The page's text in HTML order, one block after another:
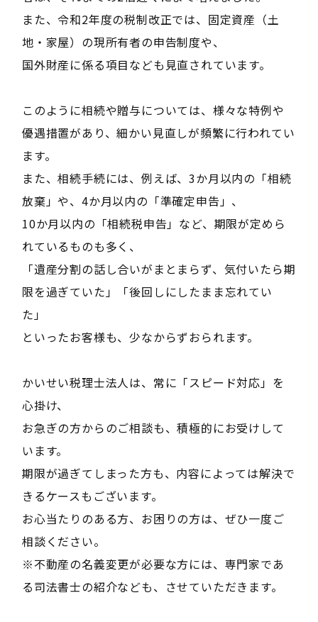
また、令和2年度の税制改正では、固定資産（土
地・家屋）の現所有者の申告制度や、
国外財産に係る項目なども見直されています。
このように相続や贈与については、様々な特例や
優遇措置があり、細かい見直しが頻繁に行われてい
ます。
また、相続手続には、例えば、3か月以内の「相続
放棄」や、4か月以内の「準確定申告」、
10か月以内の「相続税申告」など、期限が定めら
れているものも多く、
「遺産分割の話し合いがまとまらず、気付いたら期
限を過ぎていた」「後回しにしたまま忘れてい
た」
といったお客様も、少なからずおられます。
かいせい税理士法人は、常に「スピード対応」を
心掛け、
お急ぎの方からのご相談も、積極的にお受けして
います。
期限が過ぎてしまった方も、内容によっては解決で
きるケースもございます。
お心当たりのある方、お困りの方は、ぜひ一度ご
相談ください。
※不動産の名義変更が必要な方には、専門家であ
る司法書士の紹介なども、させていただきます。